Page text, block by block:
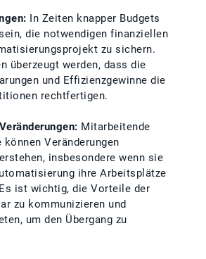
In Zeiten knapper Budgets
die notwendigen finanziellen
zu sichern.
überzeugt werden, dass die
und Effizienzgewinne die
rechtfertigen.
Mitarbeitende
Veränderungen
insbesondere wenn sie
ihre Arbeitsplätze
ist wichtig, die Vorteile der
zu kommunizieren und
um den Übergang zu